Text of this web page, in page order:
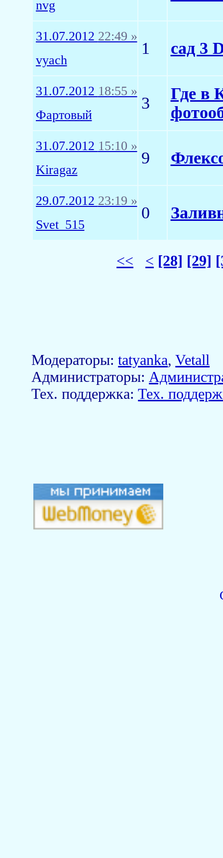
nvg
31.07.2012 22:49 »
vyach
1 сад 3
31.07.2012 18:55 »
Фартовый
3
Где в
31.07.2012 15:10 »
Kiragaz
9
29.07.2012 23:19 »
Svet_515
0
<< < [28] [29]
Модераторы:tatyanka,Vetall
Aдминистраторы:
Тех. поддержка:Тех.